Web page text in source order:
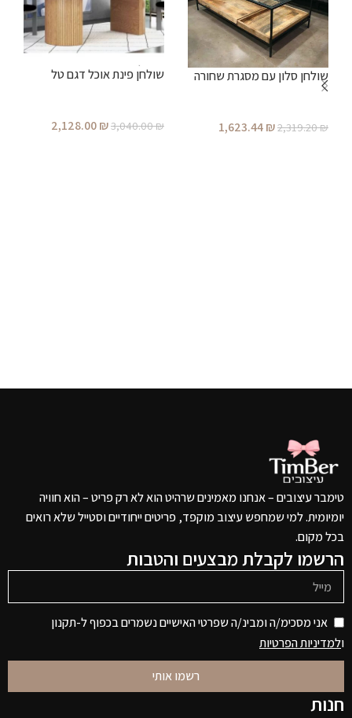
שולחן סלון עם מסגרת שחורה
2,319.20₪
1,623.44₪
שולחן פינת אוכל דגם טל
3,040.00₪
2,128.00₪
טימבר עיצובים – אנחנו מאמינים שרהיט הוא לא רק פריט – הוא חוויה
יומיומית. למי שמחפש עיצוב מוקפד, פריטים ייחודיים וסטייל שלא רואים
בכל מקום.
הרשמו לקבלת מבצעים והטבות
אני מסכימ/ה ומבינ/ה שפרטי האישיים נשמרים בכפוף ל-תקנון
ולמדיניות הפרטיות
רשמו אותי
חנות